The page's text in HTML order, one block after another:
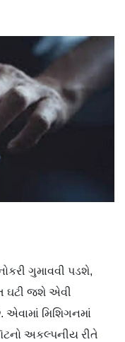
ગુમાવવી પડશે,
ઘટી જશે એવી
એવામાં મિશિગનમાં
અકલ્પનીય રીતે